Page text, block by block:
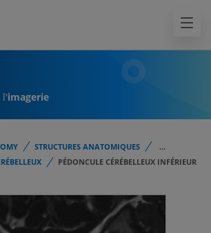
l'imagerie
STRUCTURES ANATOMIQUES
...
PÉDONCULE CÉRÉBELLEUX INFÉRIEUR